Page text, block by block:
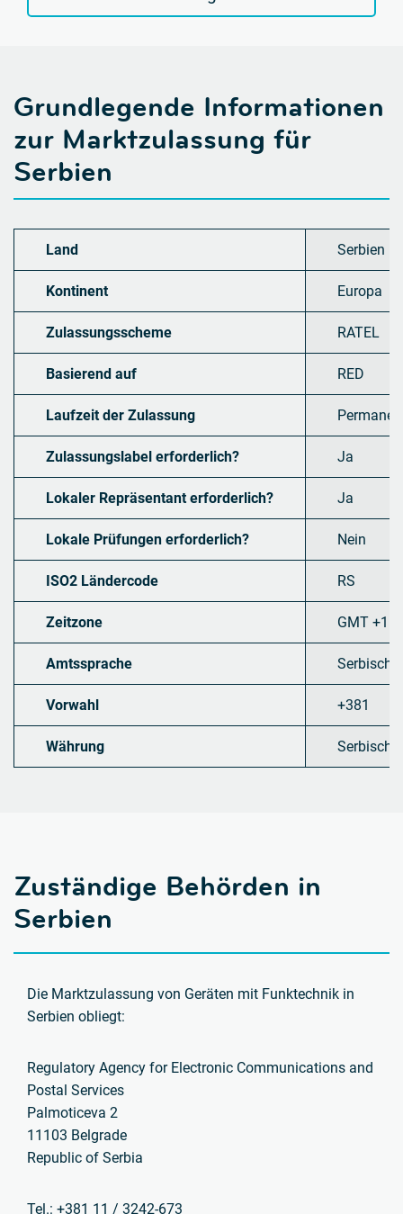
Grundlegende Informationen
zur Marktzulassung für
Serbien
Land Serbien
Kontinent Europa
Zulassungsscheme RATEL
Basierend auf RED
Laufzeit der Zulassung
Zulassungslabel erforderlich? Ja
Lokaler Repräsentant erforderlich? Ja
Lokale Prüfungen erforderlich? Nein
ISO2 Ländercode RS
Zeitzone GMT +1
Amtssprache Serbisch
Vorwahl +381
Währung
Zuständige Behörden in
Serbien
Die Marktzulassung von Geräten mit Funktechnik in
Serbien obliegt:
Regulatory Agency for Electronic Communications and
Postal Services
Palmoticeva 2
11103 Belgrade
Republic of Serbia
Tel.: +381 11 / 3242-673